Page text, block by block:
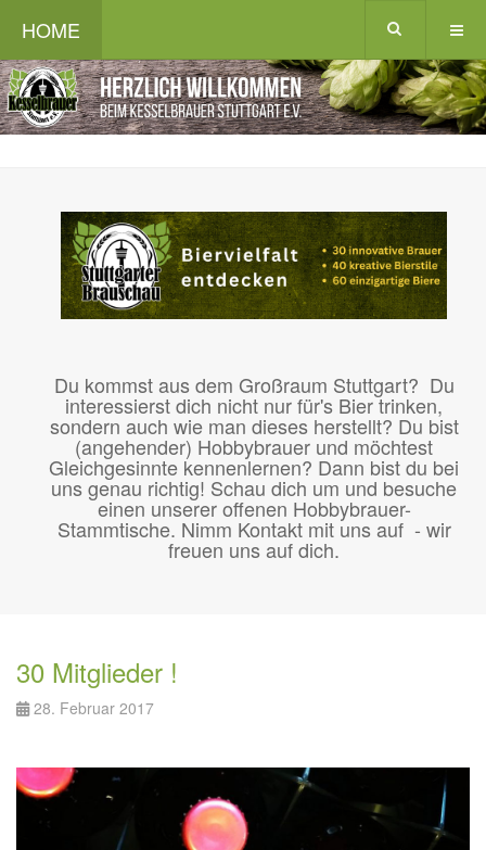
HOME
Du kommst aus dem Großraum Stuttgart? Du
interessierst dich nicht nur für's Bier trinken,
sondern auch wie man dieses herstellt? Du bist
(angehender) Hobbybrauer und möchtest
Gleichgesinnte kennenlernen? Dann bist du bei
uns genau richtig! Schau dich um und besuche
einen unserer offenen Hobbybrauer-
Stammtische. Nimm Kontakt mit uns auf - wir
freuen uns auf dich.
30 Mitglieder !
28. Februar 2017